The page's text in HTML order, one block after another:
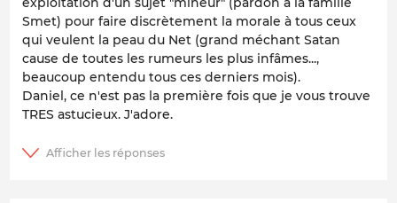
Smet) pour faire discrètement la morale à tous ceux
qui veulent la peau du Net (grand méchant Satan
cause de toutes les rumeurs les plus infâmes...,
beaucoup entendu tous ces derniers mois).
Daniel, ce n'est pas la première fois que je vous trouve
TRES astucieux. J'adore.